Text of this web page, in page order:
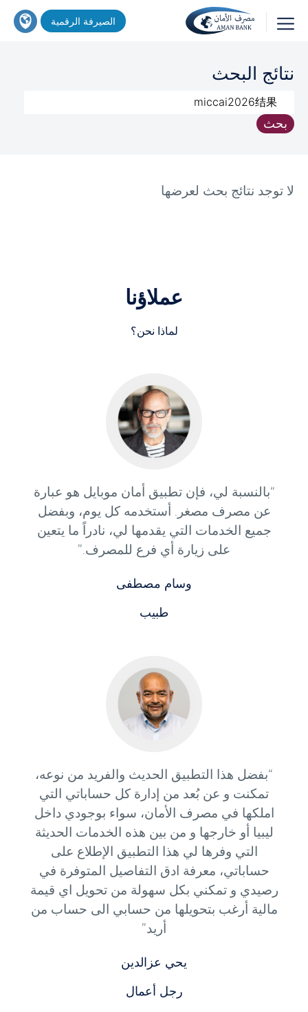
إلى
الرئيسي
اين
تجد
الصيرفة الرقمية
نتائج البحث
بحث
لا توجد نتائج بحث لعرضها
عملاؤنا
لماذا نحن؟
“بالنسبة لي، فإن تطبيق أمان موبايل هو عبارة
عن مصرف مصغر. أستخدمه كل يوم، وبفضل
جميع الخدمات التي يقدمها لي، نادراً ما يتعين
على زيارة أي فرع للمصرف.”
وسام مصطفى
طبيب
“بفضل هذا التطبيق الحديث والفريد من نوعه،
تمكنت و عن بُعد من إدارة كل حساباتي التي
املكها في مصرف الأمان، سواء بوجودي داخل
ليبيا أو خارجها و من بين هذه الخدمات الحديثة
التي وفرها لي هذا التطبيق الإطلاع على
حساباتي، معرفة ادق التفاصيل المتوفرة في
رصيدي و تمكني بكل سهولة من تحويل اي قيمة
مالية أرغب بتحويلها من حسابي الى حساب من
أريد”
يحي عزالدين
رجل أعمال